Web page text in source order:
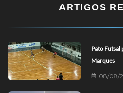
ARTIGOS
Pato
Marques
08/08/